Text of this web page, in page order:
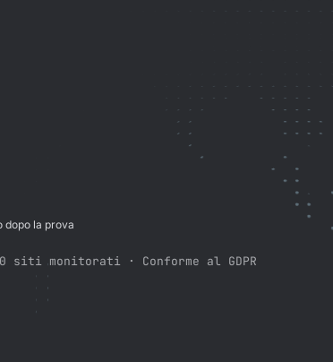
dopo la prova
siti monitorati · Conforme al GDPR